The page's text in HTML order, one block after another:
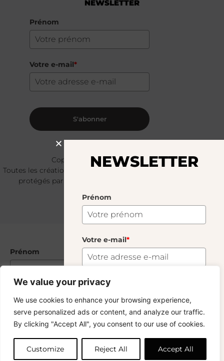
We value your privacy
We use cookies to enhance your browsing experience,
serve personalized ads or content, and analyze our traffic.
By clicking "Accept All", you consent to our use of cookies.
Customize Reject All Accept All
NEWSLETTER
Prénom
Votre e-mail*
S'abonner
Copyright © 2024 – © La Soufflerie.
Toutes les créations, tous les designs et tous les contenus sont
protégés par le droit d’auteur et le droit des marques.
NEWSLETTER
Prénom
Votre e-mail*
Vous voulez rester informé ? Inscrivez-vous
Prénom
S'abonner